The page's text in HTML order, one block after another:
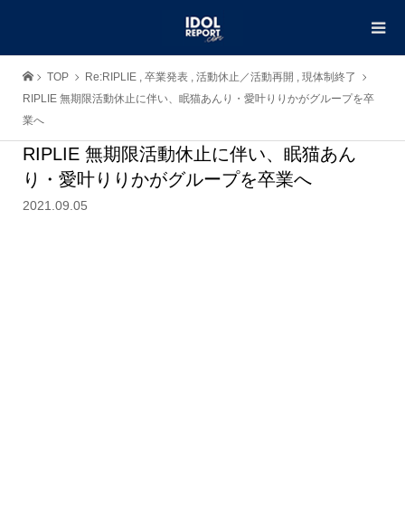
TOP Re:RIPLIE , 卒業発表 , 活動休止／活動再開 , 現体制終了
RIPLIE 無期限活動休止に伴い、眠猫あんり・愛叶りりかがグループを卒
業へ
RIPLIE 無期限活動休止に伴い、眠猫あん
り・愛叶りりかがグループを卒業へ
2021.09.05